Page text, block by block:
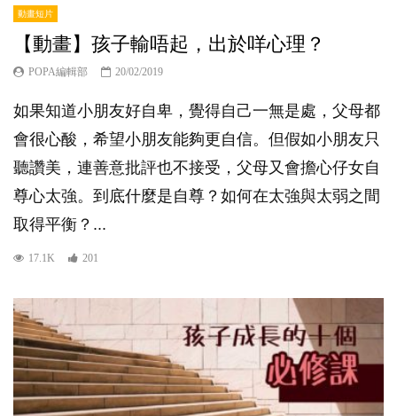
動畫短片
【動畫】孩子輸唔起，出於咩心理？
POPA編輯部 20/02/2019
如果知道小朋友好自卑，覺得自己一無是處，父母都
會很心酸，希望小朋友能夠更自信。但假如小朋友只
聽讚美，連善意批評也不接受，父母又會擔心仔女自
尊心太強。到底什麼是自尊？如何在太強與太弱之間
取得平衡？...
17.1K 201